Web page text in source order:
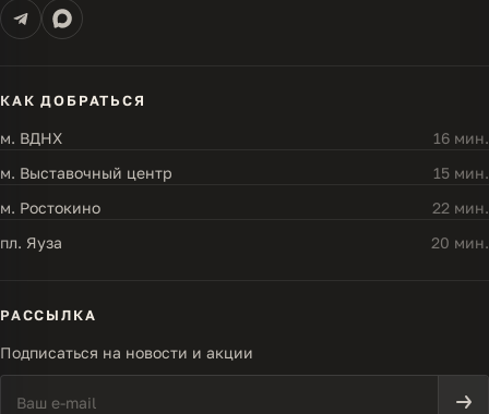
КАК ДОБРАТЬСЯ
м. ВДНХ
16 мин.
м. Выставочный центр
15 мин.
м. Ростокино
22 мин.
пл. Яуза
20 мин.
РАССЫЛКА
Подписаться на новости и акции